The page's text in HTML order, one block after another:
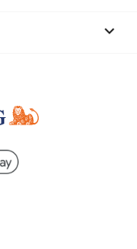
keyboard_arrow_down